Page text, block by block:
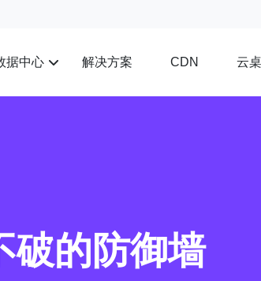
据中心 解决方案 CDN 云
破的防御墙